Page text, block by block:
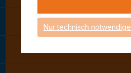
Nur technisch notwendige